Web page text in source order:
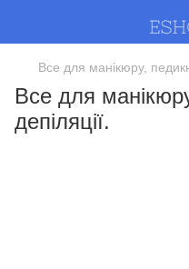
Все для манікюру,
Все для
депіляції.